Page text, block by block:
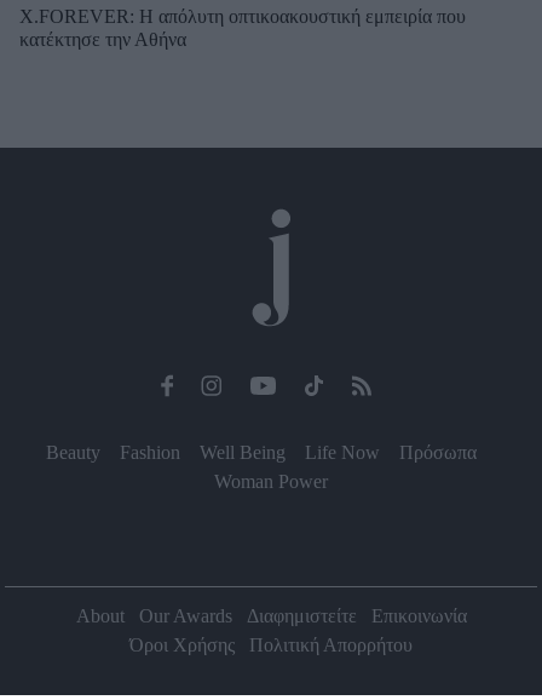
X.FOREVER: Η απόλυτη οπτικοακουστική εμπειρία που
κατέκτησε την Αθήνα
Beauty Fashion Well Being Life Now
Πρόσωπα
Woman Power
About Our Awards Διαφημιστείτε
Επικοινωνία
Όροι Χρήσης
Πολιτική Απορρήτου